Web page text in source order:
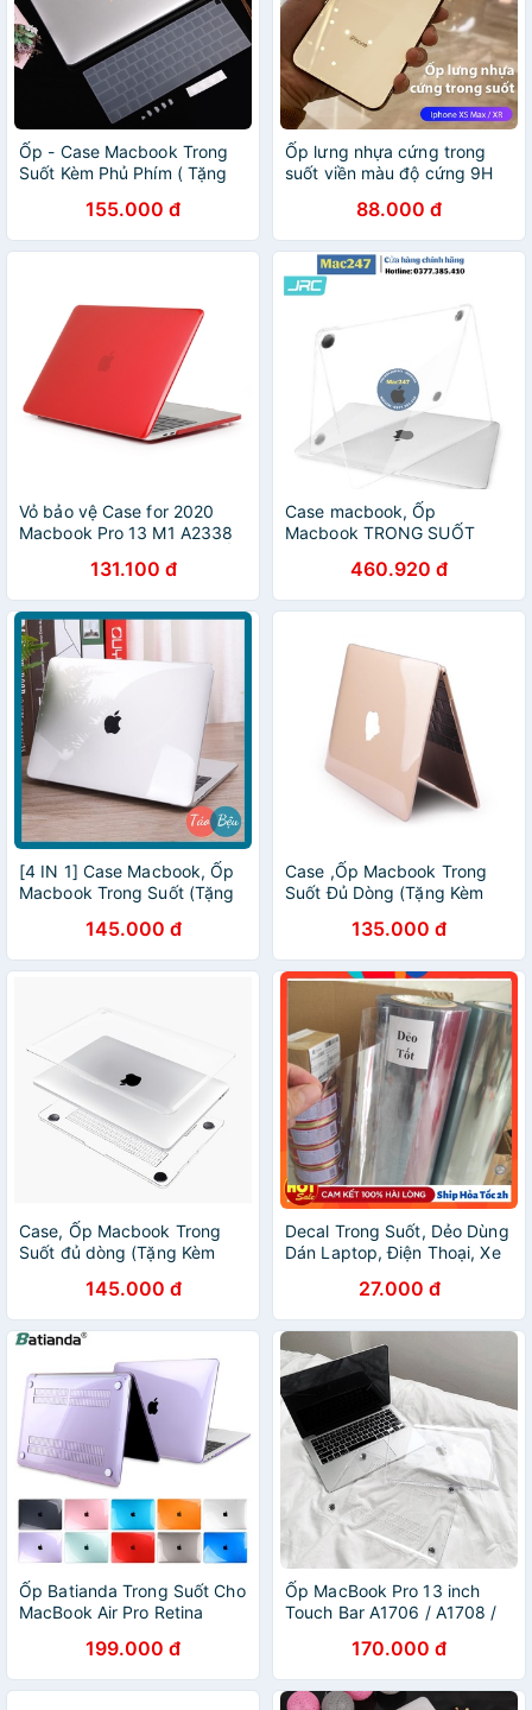
Ốp - Case Macbook Trong
Suốt Kèm Phủ Phím ( Tặng
Gãy Sạc )155.000 đ
Ốp lưng nhựa cứng trong
suốt viền màu độ cứng 9H
theo khuôn máy thật
88.000 đ
Vỏ bảo vệ Case for 2020
Macbook Pro 13 M1 A2338
131.100 đ
Case macbook, Ốp
Macbook TRONG SUỐT
Nhẹ, macbook M1, macbook
air, macbook pro
460.920 đ
[4 IN 1] Case Macbook, Ốp
Macbook Trong Suốt (Tặng
Gẫy Sạc)145.000 đ
Case ,Ốp Macbook Trong
Suốt Đủ Dòng (Tặng Kèm
đầu dây sạc )135.000 đ
Case, Ốp Macbook Trong
Suốt đủ dòng (Tặng Kèm
chống gãy sạc)
145.000 đ
Decal Trong Suốt, Dẻo Dùng
Dán Laptop, Điện Thoại, Xe
Dùng Dán Laptop, Điện
Thoại, Xe Máy
27.000 đ
Ốp Batianda Trong Suốt Cho
MacBook Air Pro Retina
A1534 A1465 11 12 13 15
16inch 2009-2020
199.000 đ
Ốp MacBook Pro 13 inch
Touch Bar A1706 / A1708 /
A2289 / A2338 trong suốt
loại 1
170.000 đ